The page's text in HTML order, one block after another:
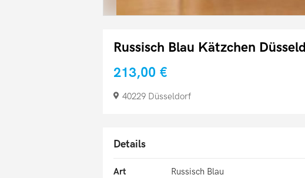
Russisch Blau Kätzchen
213,00 €
40229 Düsseldorf
Details
Art
Russisch Blau